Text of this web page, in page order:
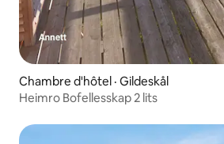
Chambre d'hôtel · Gildeskål
Heimro Bofellesskap 2 lits